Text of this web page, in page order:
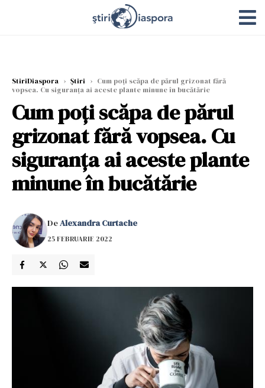
StiriDiaspora › Știri › Cum poți scăpa de părul grizonat fără
vopsea. Cu siguranța ai aceste plante minune în bucătărie
Cum poți scăpa de părul
grizonat fără vopsea. Cu
siguranța ai aceste plante
minune în bucătărie
DeAlexandra Curtache
25 FEBRUARIE 2022